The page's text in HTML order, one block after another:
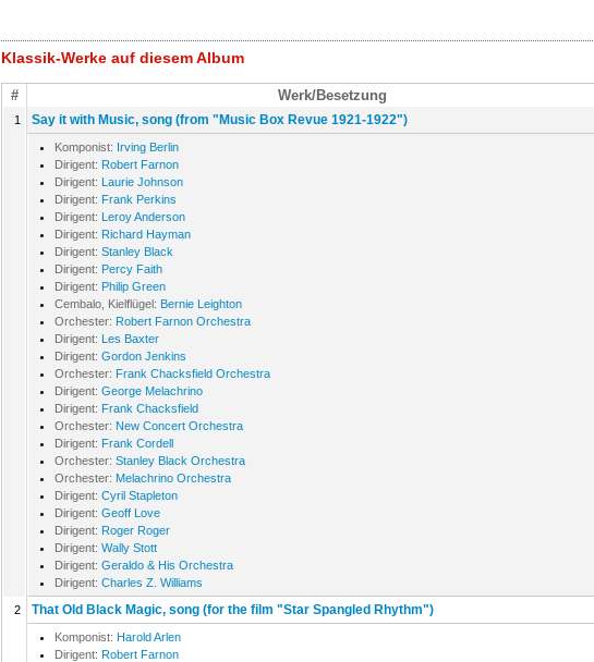
Klassik-Werke auf diesem Album
# Werk/Besetzung
1 Say it with Music, song (from "Music Box Revue 1921-1922")
Komponist: Irving Berlin
Dirigent: Robert Farnon
Dirigent: Laurie Johnson
Dirigent: Frank Perkins
Dirigent: Leroy Anderson
Dirigent: Richard Hayman
Dirigent: Stanley Black
Dirigent: Percy Faith
Dirigent: Philip Green
Cembalo, Kielflügel: Bernie Leighton
Orchester: Robert Farnon Orchestra
Dirigent: Les Baxter
Dirigent: Gordon Jenkins
Orchester: Frank Chacksfield Orchestra
Dirigent: George Melachrino
Dirigent: Frank Chacksfield
Orchester: New Concert Orchestra
Dirigent: Frank Cordell
Orchester: Stanley Black Orchestra
Orchester: Melachrino Orchestra
Dirigent: Cyril Stapleton
Dirigent: Geoff Love
Dirigent: Roger Roger
Dirigent: Wally Stott
Dirigent: Geraldo & His Orchestra
Dirigent: Charles Z. Williams
2 That Old Black Magic, song (for the film "Star Spangled Rhythm")
Komponist: Harold Arlen
Dirigent: Robert Farnon